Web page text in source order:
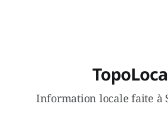
Information locale faite à